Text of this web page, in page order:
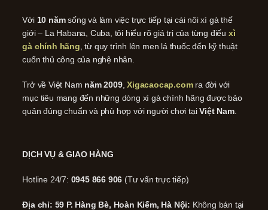
Với 10 nămsống và làm việc trực tiếp tại cái nôi xì gà thế
giới – La Habana, Cuba, tôi hiểu rõ giá trị của từng điếu xì
gà chính hãng , từ quy trình lên men lá thuốc đến kỹ thuật
cuốn thủ công của nghệ nhân.
Trở về Việt Nam năm 2009,Xigacaocap.comra đời với
mục tiêu mang đến những dòng xì gà chính hãng được bảo
quản đúng chuẩn và phù hợp với người chơi tạiViệt Nam.
DỊCH VỤ & GIAO HÀNG
Hotline 24/7: 0945 866 906 (Tư vấn trực tiếp)
Địa chỉ: 59 P. Hàng Bè, Hoàn Kiếm, Hà Nội: Không bán tại